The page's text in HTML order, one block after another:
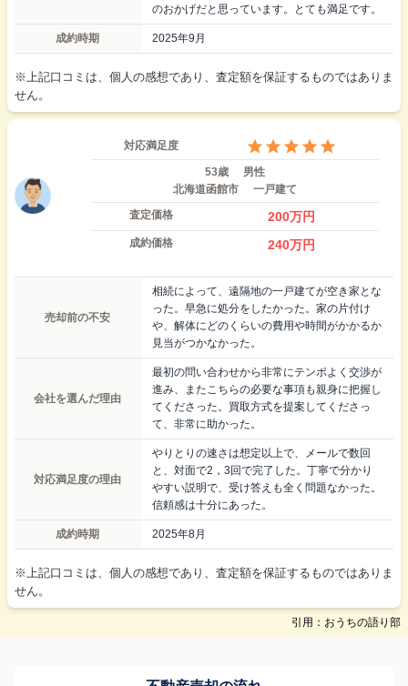
のおかげだと思っています。とても満足です。
成約時期 2025年9月
※上記口コミは、個人の感想であり、査定額を保証するものではありま
せん。
対応満足度
53歳
男性
北海道函館市
一戸建て
査定価格
200万円
成約価格 240万円
売却前の不安
相続によって、遠隔地の一戸建てが空き家とな
った。早急に処分をしたかった。家の片付け
や、解体にどのくらいの費用や時間がかかるか
見当がつかなかった。
会社を選んだ理由
最初の問い合わせから非常にテンポよく交渉が
進み、またこちらの必要な事項も親身に把握し
てくださった。買取方式を提案してくださっ
て、非常に助かった。
対応満足度の理由
やりとりの速さは想定以上で、メールで数回
と、対面で2，3回で完了した。丁寧で分かり
やすい説明で、受け答えも全く問題なかった。
信頼感は十分にあった。
成約時期 2025年8月
※上記口コミは、個人の感想であり、査定額を保証するものではありま
せん。
引用：おうちの語り部